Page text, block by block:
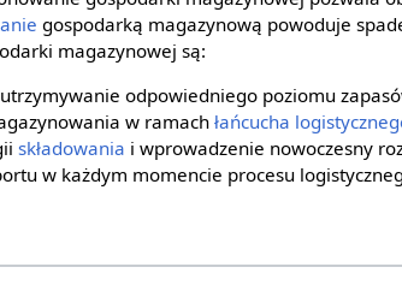
gospodarką magazynową powoduje
magazynowej są:
odpowiedniego poziomu
w ramach łańcucha
składowania i wprowadzenie nowoczesny
w każdym momencie procesu